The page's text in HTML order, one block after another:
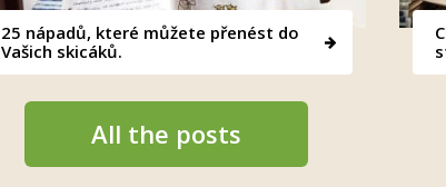
25 nápadů, které můžete přenést do
Vašich skicáků.
All the posts